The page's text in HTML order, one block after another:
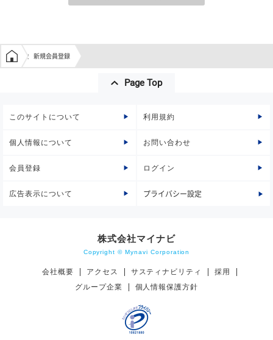
学生の窓口トップ
新規会員登録
Page Top
このサイトについて 利用規約
個人情報について お問い合わせ
会員登録 ログイン
広告表示について プライバシー設定
株式会社マイナビ
Copyright © Mynavi Corporation
会社概要 アクセス サスティナビリティ
採用
グループ企業
個人情報保護方針